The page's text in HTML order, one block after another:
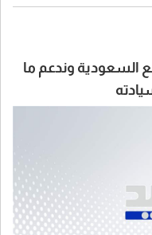
السعودية وندعم ما